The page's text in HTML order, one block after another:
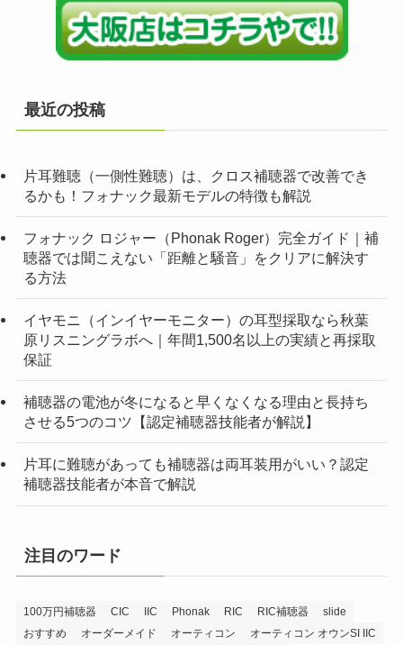
最近の投稿
片耳難聴（一側性難聴）は、クロス補聴器で改善でき
るかも！フォナック最新モデルの特徴も解説
フォナック ロジャー（Phonak Roger）完全ガイド｜補
聴器では聞こえない「距離と騒音」をクリアに解決す
る方法
イヤモニ（インイヤーモニター）の耳型採取なら秋葉
原リスニングラボへ｜年間1,500名以上の実績と再採取
保証
補聴器の電池が冬になると早くなくなる理由と長持ち
させる5つのコツ【認定補聴器技能者が解説】
片耳に難聴があっても補聴器は両耳装用がいい？認定
補聴器技能者が本音で解説
注目のワード
100万円補聴器 CIC IIC Phonak RIC RIC補聴器
slide
おすすめ
オーダーメイド オーティコン
オーティコン オウンSI IIC